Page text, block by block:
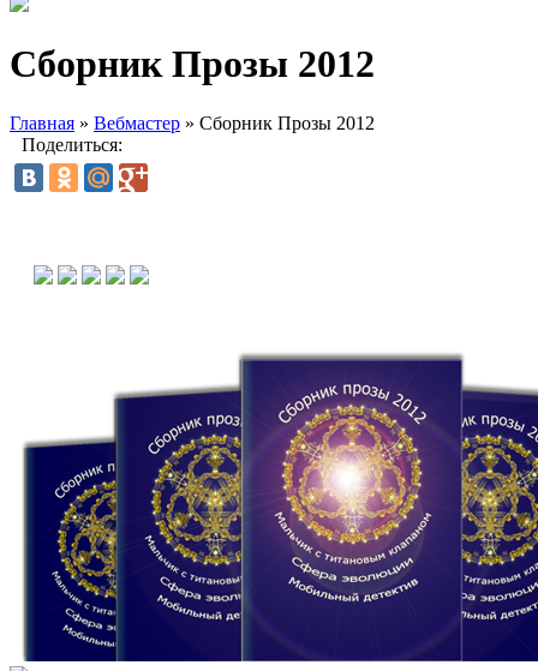
Сборник Прозы 2012
Главная » Вебмастер » Сборник Прозы 2012
Поделиться: